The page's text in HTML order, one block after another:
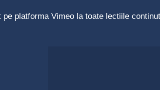
pe platforma Vimeo la toate lectiile